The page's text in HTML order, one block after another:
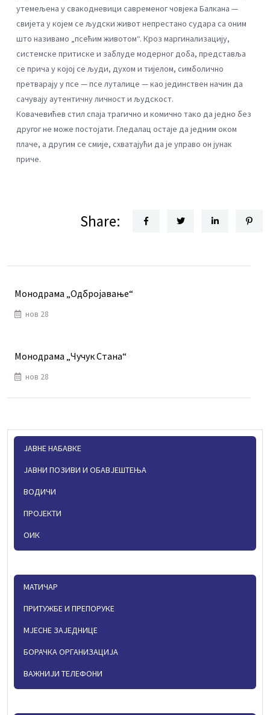
утемељена у свакодневици савременог човјека Балкана —
свијета у којем се људски живот непрестано судара са оним
што називамо „псећим животом“. Кроз маргинализацију,
системске притиске и заблуде модерног доба, представља
се прича у којој се људи, духом и тијелом, симболично
претварају у псе — псе луталице — као јединствен начин да
сачувају аутентичну личност и људскост.
Ковачевићев стил спаја трагично и комично тако да једно без
другог не може постојати. Гледалац остаје да једним оком
плаче, а другим се смије, схватајући да је управо он јунак
приче.
Share:
Монодрама „Одбројавање“
нов 28
Монодрама „Чучук Стана“
нов 28
ЈАВНЕ НАБАВКЕ
ЈАВНИ ПОЗИВИ И ОБАВЈЕШТЕЊА
ВОДИЧИ
ПРОЈЕКТИ
ОИК
МАТИЧАР
ПРИТУЖБЕ И ПРЕПОРУКЕ
МЈЕСНЕ ЗАЈЕДНИЦЕ
БОРАЧКА ОРГАНИЗАЦИЈА
ВАЖНИЈИ ТЕЛЕФОНИ